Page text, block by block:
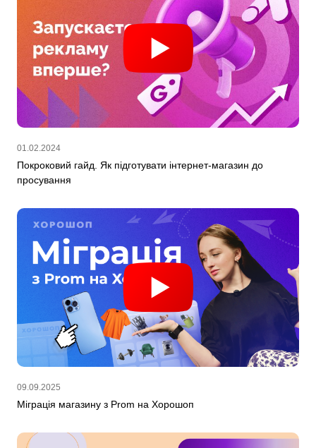
01.02.2024
Покроковий гайд. Як підготувати інтернет-магазин до
просування
09.09.2025
Міграція магазину з Prom на Хорошоп